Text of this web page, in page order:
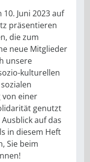
Juni 2023 auf
präsentieren
die zum
neue Mitglieder
unsere
kulturellen
von einer
genutzt
auf das
in diesem Heft
Sie beim